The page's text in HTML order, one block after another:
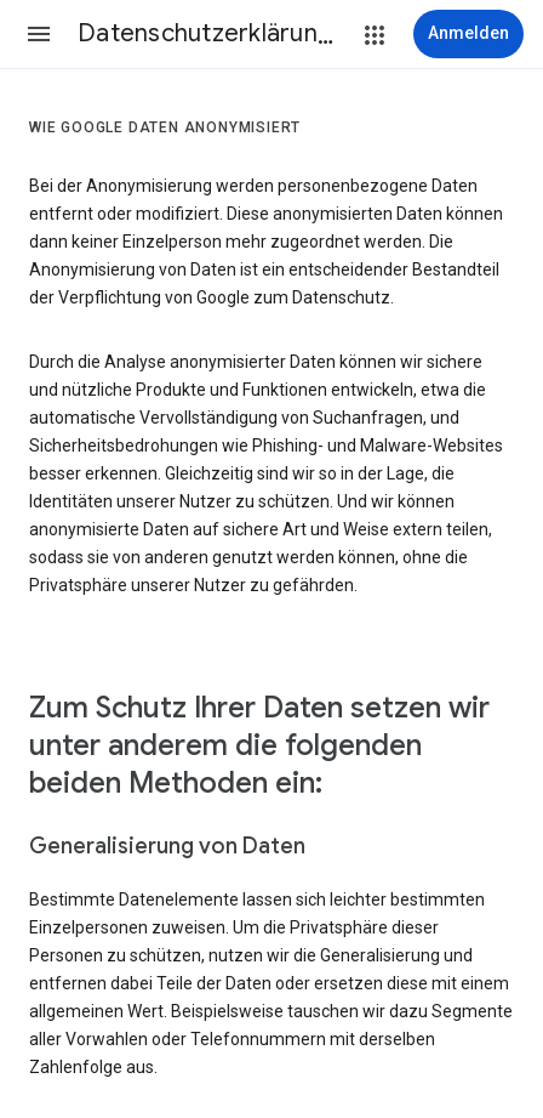
Datenschutzerklärung & Nutzungsbedingungen Anmelden
WIE GOOGLE DATEN ANONYMISIERT
Bei der Anonymisierung werden personenbezogene Daten
entfernt oder modifiziert. Diese anonymisierten Daten können
dann keiner Einzelperson mehr zugeordnet werden. Die
Anonymisierung von Daten ist ein entscheidender Bestandteil
der Verpflichtung von Google zum Datenschutz.
Durch die Analyse anonymisierter Daten können wir sichere
und nützliche Produkte und Funktionen entwickeln, etwa die
automatische Vervollständigung von Suchanfragen, und
Sicherheitsbedrohungen wie Phishing- und Malware-Websites
besser erkennen. Gleichzeitig sind wir so in der Lage, die
Identitäten unserer Nutzer zu schützen. Und wir können
anonymisierte Daten auf sichere Art und Weise extern teilen,
sodass sie von anderen genutzt werden können, ohne die
Privatsphäre unserer Nutzer zu gefährden.
Zum Schutz Ihrer Daten setzen wir
unter anderem die folgenden
beiden Methoden ein:
Generalisierung von Daten
Bestimmte Datenelemente lassen sich leichter bestimmten
Einzelpersonen zuweisen. Um die Privatsphäre dieser
Personen zu schützen, nutzen wir die Generalisierung und
entfernen dabei Teile der Daten oder ersetzen diese mit einem
allgemeinen Wert. Beispielsweise tauschen wir dazu Segmente
aller Vorwahlen oder Telefonnummern mit derselben
Zahlenfolge aus.